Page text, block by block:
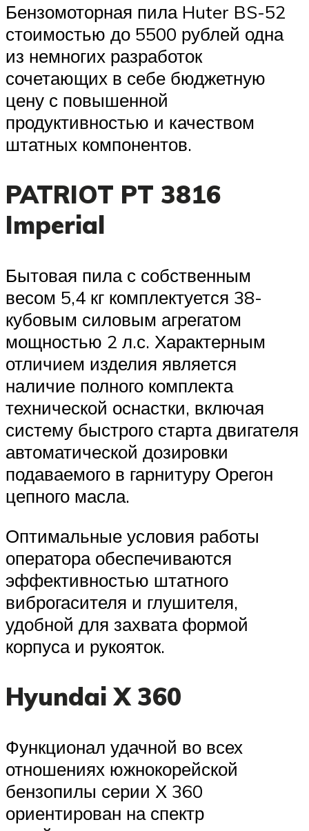
Бензомоторная пила Huter BS-52
стоимостью до 5500 рублей одна
из немногих разработок
сочетающих в себе бюджетную
цену с повышенной
продуктивностью и качеством
штатных компонентов.
PATRIOT PT 3816
Imperial
Бытовая пила с собственным
весом 5,4 кг комплектуется 38-
кубовым силовым агрегатом
мощностью 2 л.с. Характерным
отличием изделия является
наличие полного комплекта
технической оснастки, включая
систему быстрого старта двигателя
автоматической дозировки
подаваемого в гарнитуру Орегон
цепного масла.
Оптимальные условия работы
оператора обеспечиваются
эффективностью штатного
виброгасителя и глушителя,
удобной для захвата формой
корпуса и рукояток.
Hyundai X 360
Функционал удачной во всех
отношениях южнокорейской
бензопилы серии Х 360
ориентирован на спектр